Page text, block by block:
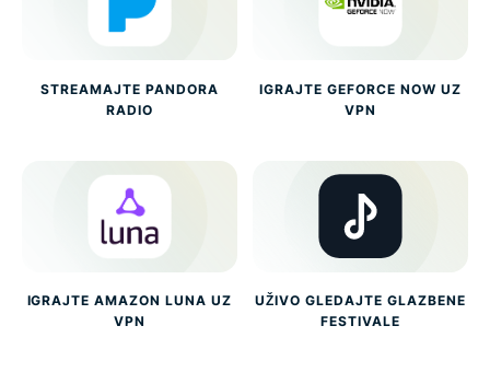
STREAMAJTE PANDORA
RADIO
IGRAJTE GEFORCE NOW UZ
VPN
IGRAJTE AMAZON LUNA UZ
VPN
UŽIVO GLEDAJTE GLAZBENE
FESTIVALE